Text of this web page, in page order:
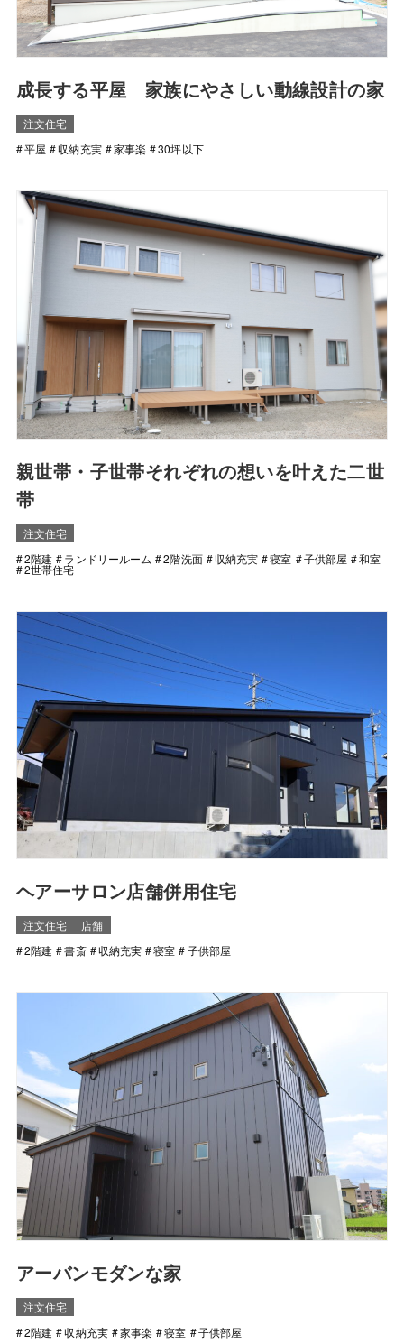
成長する平屋 家族にやさしい動線設計の家
注文住宅
平屋
収納充実 家事楽 30坪以下
親世帯・子世帯それぞれの想いを叶えた二世
帯
注文住宅
2階建
ランドリールーム 2階洗面 収納充実 寝室 子供部屋 和室
2世帯住宅
ヘアーサロン店舗併用住宅
注文住宅
店舗
2階建
書斎 収納充実 寝室 子供部屋
アーバンモダンな家
注文住宅
2階建
収納充実 家事楽 寝室 子供部屋